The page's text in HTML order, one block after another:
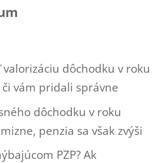
dôchodku v roku
vám pridali správne
dôchodku v roku
penzia sa však zvýši
PZP? Ak